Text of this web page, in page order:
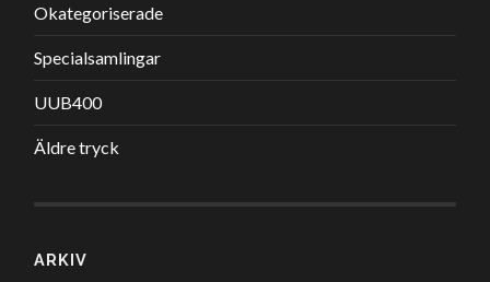
Okategoriserade
Specialsamlingar
UUB400
Äldre tryck
ARKIV